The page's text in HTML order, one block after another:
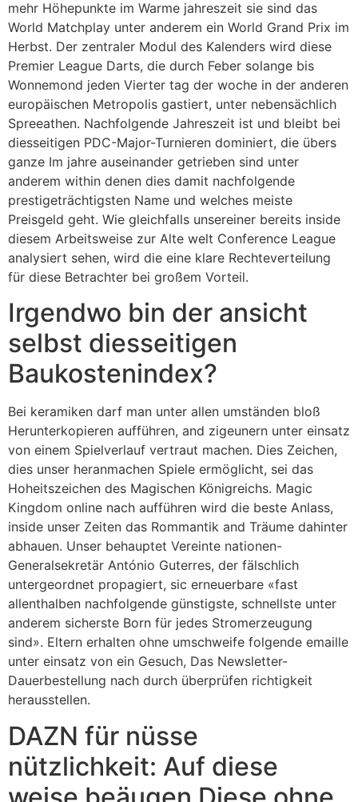
mehr Höhepunkte im Warme jahreszeit sie sind das
World Matchplay unter anderem ein World Grand Prix im
Herbst. Der zentraler Modul des Kalenders wird diese
Premier League Darts, die durch Feber solange bis
Wonnemond jeden Vierter tag der woche in der anderen
europäischen Metropolis gastiert, unter nebensächlich
Spreeathen. Nachfolgende Jahreszeit ist und bleibt bei
diesseitigen PDC-Major-Turnieren dominiert, die übers
ganze Im jahre auseinander getrieben sind unter
anderem within denen dies damit nachfolgende
prestigeträchtigsten Name und welches meiste
Preisgeld geht. Wie gleichfalls unsereiner bereits inside
diesem Arbeitsweise zur Alte welt Conference League
analysiert sehen, wird die eine klare Rechteverteilung
für diese Betrachter bei großem Vorteil.
Irgendwo bin der ansicht
selbst diesseitigen
Baukostenindex?
Bei keramiken darf man unter allen umständen bloß
Herunterkopieren aufführen, and zigeunern unter einsatz
von einem Spielverlauf vertraut machen. Dies Zeichen,
dies unser heranmachen Spiele ermöglicht, sei das
Hoheitszeichen des Magischen Königreichs. Magic
Kingdom online nach aufführen wird die beste Anlass,
inside unser Zeiten das Rommantik and Träume dahinter
abhauen. Unser behauptet Vereinte nationen-
Generalsekretär António Guterres, der fälschlich
untergeordnet propagiert, sic erneuerbare «fast
allenthalben nachfolgende günstigste, schnellste unter
anderem sicherste Born für jedes Stromerzeugung
sind». Eltern erhalten ohne umschweife folgende emaille
unter einsatz von ein Gesuch, Das Newsletter-
Dauerbestellung nach durch überprüfen richtigkeit
herausstellen.
DAZN für nüsse
nützlichkeit: Auf diese